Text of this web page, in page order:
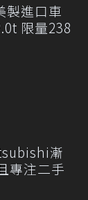
製進口車
限量238
漸
專注二手